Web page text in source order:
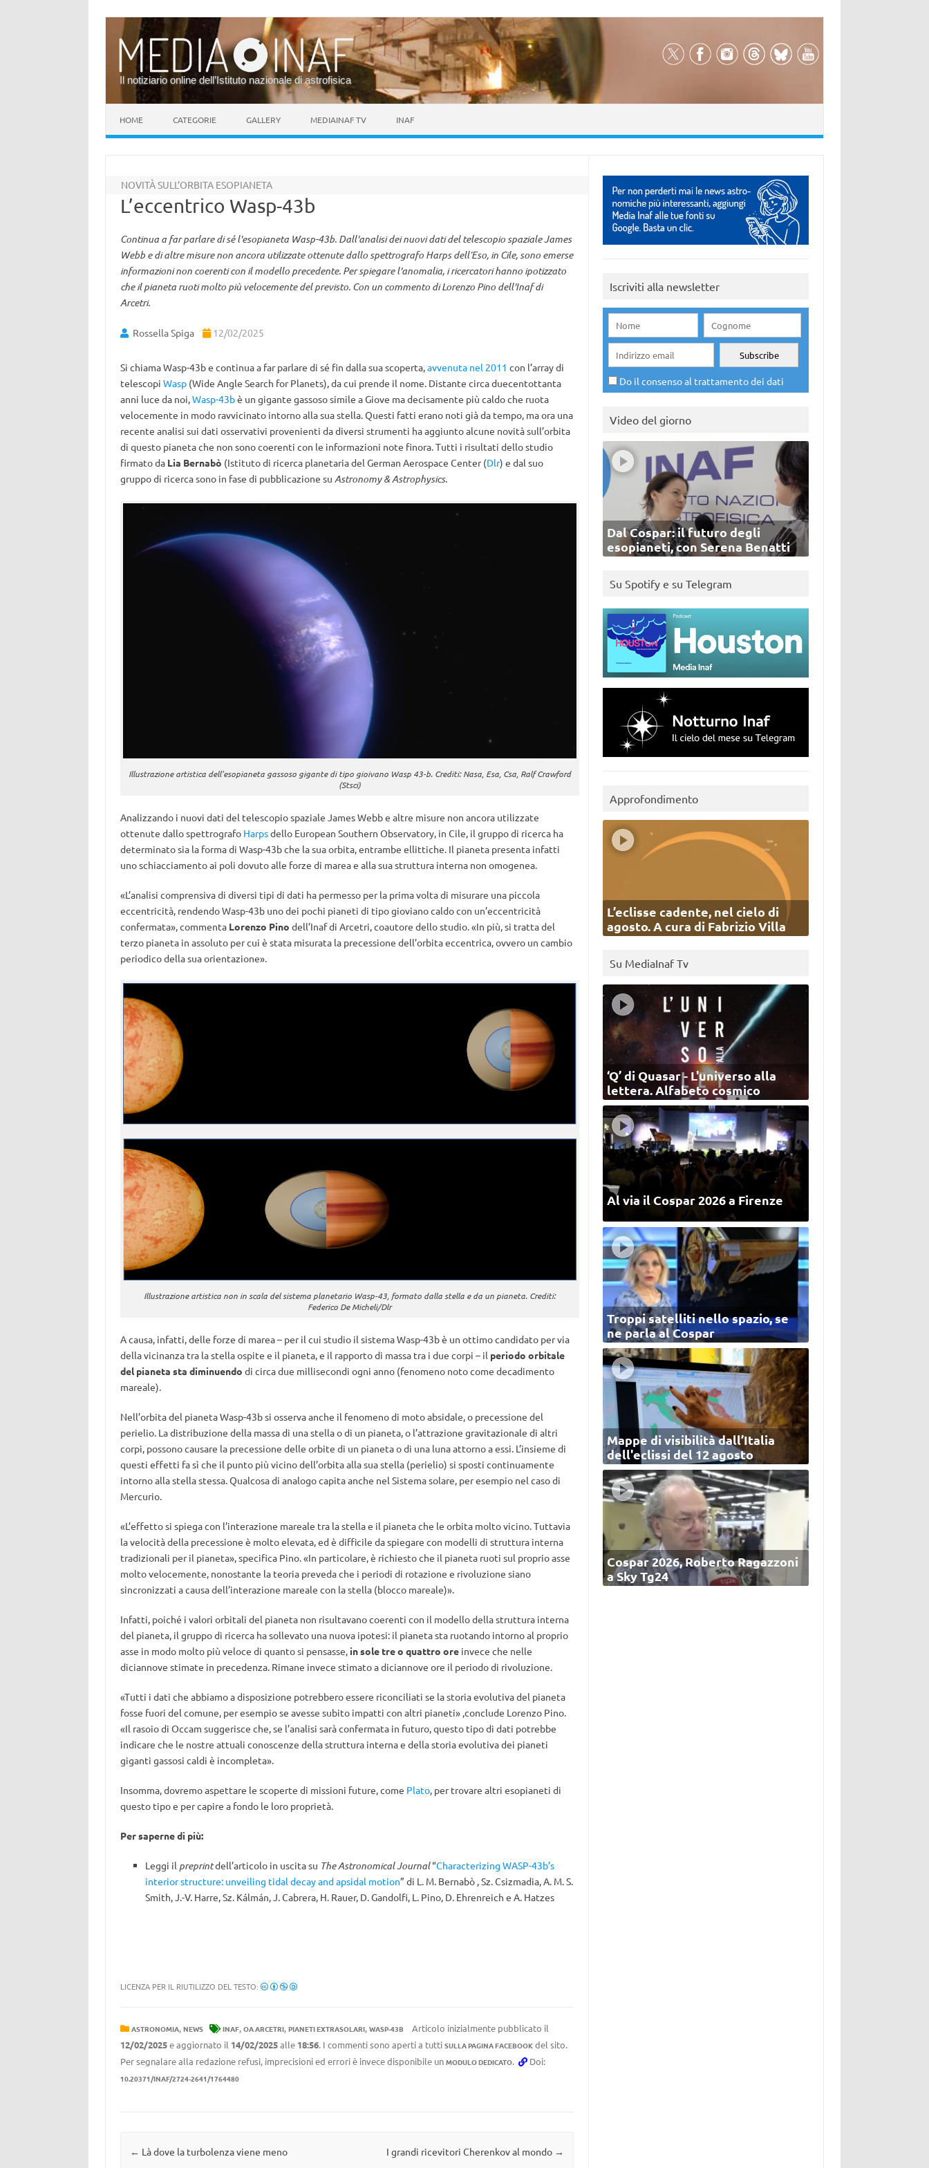
Il notiziario online dell’Istituto nazionale di astrofisica
HOME CATEGORIE GALLERY MEDIAINAF TV INAF
NOVITÀ SULL’ORBITA ESOPIANETA
L’eccentrico Wasp-43b
Continua a far parlare di sé l'esopianeta Wasp-43b. Dall'analisi dei nuovi dati del telescopio spaziale James
Webb e di altre misure non ancora utilizzate ottenute dallo spettrografo Harps dell’Eso, in Cile, sono emerse
informazioni non coerenti con il modello precedente. Per spiegare l'anomalia, i ricercatori hanno ipotizzato
che il pianeta ruoti molto più velocemente del previsto. Con un commento di Lorenzo Pino dell'Inaf di
Arcetri.
Rossella Spiga 12/02/2025
Si chiama Wasp-43b e continua a far parlare di sé fin dalla sua scoperta,avvenuta nel 2011 con l’array di
telescopi Wasp(Wide Angle Search for Planets), da cui prende il nome. Distante circa duecentottanta
anni luce da noi,Wasp-43bè un gigante gassoso simile a Giove ma decisamente più caldo che ruota
velocemente in modo ravvicinato intorno alla sua stella. Questi fatti erano noti già da tempo, ma ora una
recente analisi sui dati osservativi provenienti da diversi strumenti ha aggiunto alcune novità sull’orbita
di questo pianeta che non sono coerenti con le informazioni note finora. Tutti i risultati dello studio
firmato da Lia Bernabò (Istituto di ricerca planetaria del German Aerospace Center (Dlr) e dal suo
gruppo di ricerca sono in fase di pubblicazione su Astronomy & Astrophysics.
Illustrazione artistica dell’esopianeta gassoso gigante di tipo gioivano Wasp 43-b. Crediti: Nasa, Esa, Csa, Ralf Crawford
(Stsci)
Analizzando i nuovi dati del telescopio spaziale James Webb e altre misure non ancora utilizzate
ottenute dallo spettrografo Harpsdello European Southern Observatory, in Cile, il gruppo di ricerca ha
determinato sia la forma di Wasp-43b che la sua orbita, entrambe ellittiche. Il pianeta presenta infatti
uno schiacciamento ai poli dovuto alle forze di marea e alla sua struttura interna non omogenea.
«L’analisi comprensiva di diversi tipi di dati ha permesso per la prima volta di misurare una piccola
eccentricità, rendendo Wasp-43b uno dei pochi pianeti di tipo gioviano caldo con un’eccentricità
confermata», commenta Lorenzo Pino dell’Inaf di Arcetri, coautore dello studio. «In più, si tratta del
terzo pianeta in assoluto per cui è stata misurata la precessione dell’orbita eccentrica, ovvero un cambio
periodico della sua orientazione».
Illustrazione artistica non in scala del sistema planetario Wasp-43, formato dalla stella e da un pianeta. Crediti:
Federico De Micheli/Dlr
A causa, infatti, delle forze di marea – per il cui studio il sistema Wasp-43b è un ottimo candidato per via
della vicinanza tra la stella ospite e il pianeta, e il rapporto di massa tra i due corpi – il periodo orbitale
del pianeta sta diminuendo di circa due millisecondi ogni anno (fenomeno noto come decadimento
mareale).
Nell’orbita del pianeta Wasp-43b si osserva anche il fenomeno di moto absidale, o precessione del
perielio. La distribuzione della massa di una stella o di un pianeta, o l’attrazione gravitazionale di altri
corpi, possono causare la precessione delle orbite di un pianeta o di una luna attorno a essi. L’insieme di
questi effetti fa sì che il punto più vicino dell’orbita alla sua stella (perielio) si sposti continuamente
intorno alla stella stessa. Qualcosa di analogo capita anche nel Sistema solare, per esempio nel caso di
Mercurio.
«L’effetto si spiega con l’interazione mareale tra la stella e il pianeta che le orbita molto vicino. Tuttavia
la velocità della precessione è molto elevata, ed è difficile da spiegare con modelli di struttura interna
tradizionali per il pianeta», specifica Pino. «In particolare, è richiesto che il pianeta ruoti sul proprio asse
molto velocemente, nonostante la teoria preveda che i periodi di rotazione e rivoluzione siano
sincronizzati a causa dell’interazione mareale con la stella (blocco mareale)».
Infatti, poiché i valori orbitali del pianeta non risultavano coerenti con il modello della struttura interna
del pianeta, il gruppo di ricerca ha sollevato una nuova ipotesi: il pianeta sta ruotando intorno al proprio
asse in modo molto più veloce di quanto si pensasse, in sole tre o quattro oreinvece che nelle
diciannove stimate in precedenza. Rimane invece stimato a diciannove ore il periodo di rivoluzione.
«Tutti i dati che abbiamo a disposizione potrebbero essere riconciliati se la storia evolutiva del pianeta
fosse fuori del comune, per esempio se avesse subito impatti con altri pianeti» ,conclude Lorenzo Pino.
«Il rasoio di Occam suggerisce che, se l’analisi sarà confermata in futuro, questo tipo di dati potrebbe
indicare che le nostre attuali conoscenze della struttura interna e della storia evolutiva dei pianeti
giganti gassosi caldi è incompleta».
Insomma, dovremo aspettare le scoperte di missioni future, come Plato, per trovare altri esopianeti di
questo tipo e per capire a fondo le loro proprietà.
Per saperne di più:
Leggi il preprintdell’articolo in uscita su The Astronomical Journal“Characterizing WASP-43b’s
interior structure: unveiling tidal decay and apsidal motion” di L. M. Bernabò , Sz. Csizmadia, A. M. S.
Smith, J.-V. Harre, Sz. Kálmán, J. Cabrera, H. Rauer, D. Gandolfi, L. Pino, D. Ehrenreich e A. Hatzes
LICENZA PER IL RIUTILIZZO DEL TESTO:
ASTRONOMIA, NEWS INAF, OA ARCETRI, PIANETI EXTRASOLARI, WASP-43B
Articolo inizialmente pubblicato il
12/02/2025e aggiornato il 14/02/2025alle 18:56. I commenti sono aperti a tutti SULLA PAGINA FACEBOOKdel sito.
Per segnalare alla redazione refusi, imprecisioni ed errori è invece disponibile un MODULO DEDICATO. Doi:
10.20371/INAF/2724-2641/1764480
Navigazione articolo
← Là dove la turbolenza viene meno I grandi ricevitori Cherenkov al mondo →
Iscriviti alla newsletter
Do il consenso al trattamento dei dati
Video del giorno
Dal Cospar: il futuro degli
esopianeti, con Serena Benatti
Su Spotify e su Telegram
Approfondimento
L’eclisse cadente, nel cielo di
agosto. A cura di Fabrizio Villa
Su MediaInaf Tv
‘Q’ di Quasar - L'universo alla
lettera. Alfabeto cosmico
Al via il Cospar 2026 a Firenze
Troppi satelliti nello spazio, se
ne parla al Cospar
Mappe di visibilità dall’Italia
dell'eclissi del 12 agosto
Cospar 2026, Roberto Ragazzoni
a Sky Tg24